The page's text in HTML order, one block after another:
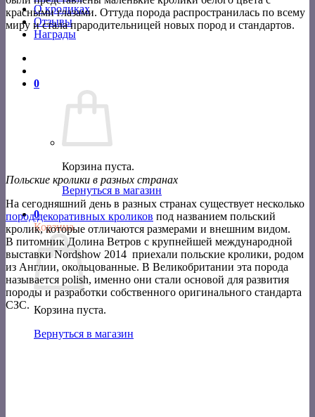
О кроликах
Отзывы
Награды
0
Корзина пуста.
Вернуться в магазин
0
Корзина
Корзина пуста.
Вернуться в магазин
красными глазами. Оттуда порода распространилась по всему
миру и стала прародительницей новых пород и стандартов.
Польские кролики в разных странах
На сегодняшний день в разных странах существует несколько
пород декоративных кроликов под названием польский
кролик, которые отличаются размерами и внешним видом.
В питомник Долина Ветров с крупнейшей международной
выставки Nordshow 2014 приехали польские кролики, родом
из Англии, окольцованные. В Великобритании эта порода
называется polish, именно они стали основой для развития
породы и разработки собственного оригинального стандарта
СЗС.